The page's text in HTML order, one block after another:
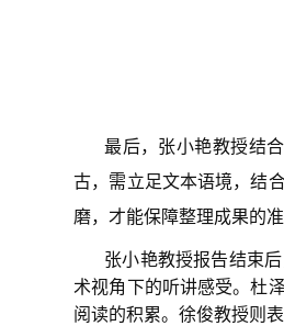
最后，张小艳教授结
古，需立足文本语境，结
磨，才能保障整理成果的准
张小艳教授报告结束
术视角下的听讲感受。杜
阅读的积累。徐俊教授则